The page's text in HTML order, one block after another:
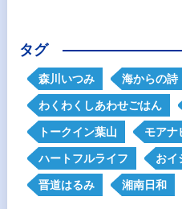
タグ
森川いつみ 海からの詩
わくわくしあわせごはん
トークイン葉山 モアナ
ハートフルライフ おイ
晋道はるみ 湘南日和